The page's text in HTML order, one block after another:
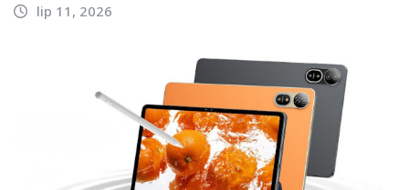
lip 11, 2026